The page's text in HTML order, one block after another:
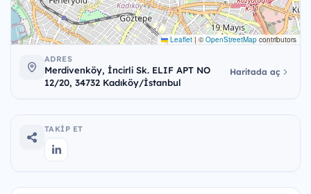
Leaflet |©OpenStreetMap contributors
ADRES
Merdivenköy, İncirli Sk. ELIF APT NO
12/20, 34732 Kadıköy/İstanbul
Haritada aç
TAKIP ET